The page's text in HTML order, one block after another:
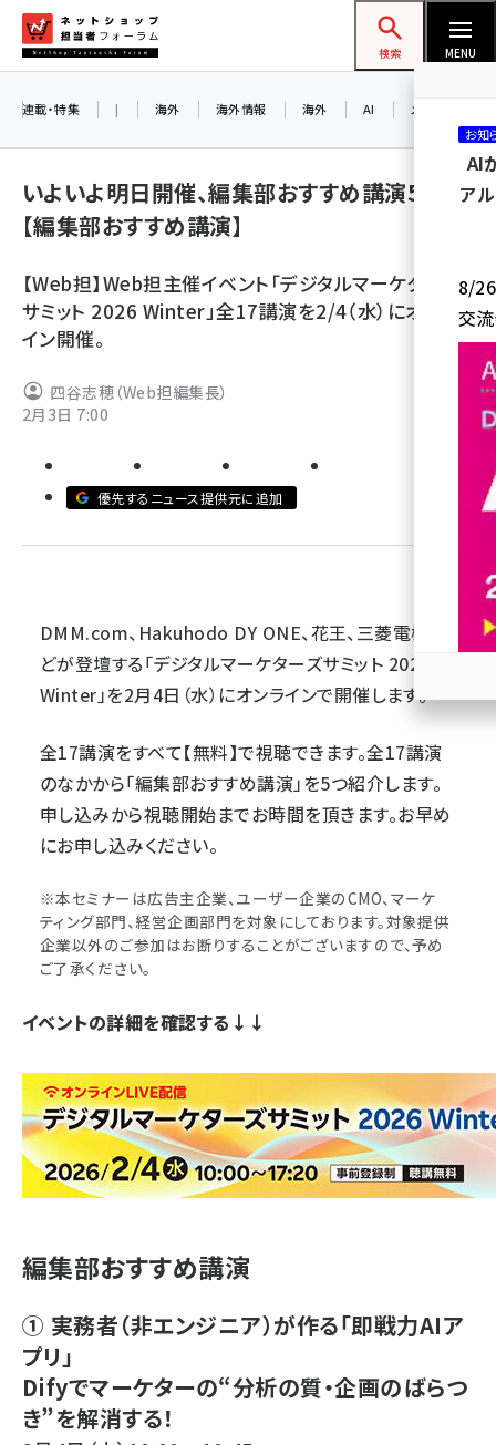
ン
ネットショップ担当者フォーラム
検索 MENU
yahoo (1901)
楽天 (1871)
アスクル (1119)
ビィ・フォアード (773)
連載・特集 | 海外 海外情報 海外 AI メタバース
いよいよ明日開催、編集部おすすめ講演5選!!
【編集部おすすめ講演】
【Web担】Web担主催イベント「デジタルマーケターズ
サミット 2026 Winter」全17講演を2/4（水）にオンラ
イン開催。
四谷志穂（Web担編集長）
2月3日 7:00
優先するニュース提供元に追加
DMM.com、Hakuhodo DY ONE、花王、三菱電機な
どが登壇する「デジタルマーケターズサミット 2026
Winter」を2月4日（水）にオンラインで開催します。
全17講演をすべて【無料】で視聴できます。全17講演
のなかから「編集部おすすめ講演」を5つ紹介します。
申し込みから視聴開始までお時間を頂きます。お早め
にお申し込みください。
※本セミナーは広告主企業、ユーザー企業のCMO、マーケ
ティング部門、経営企画部門を対象にしております。対象提供
企業以外のご参加はお断りすることがございますので、予め
ご了承ください。
イベントの詳細を確認する↓↓
編集部おすすめ講演
① 実務者（非エンジニア）が作る「即戦力AIア
プリ」
Difyでマーケターの“分析の質・企画のばらつ
き”を解消する！
お知
AI
ア
8/26
交
参